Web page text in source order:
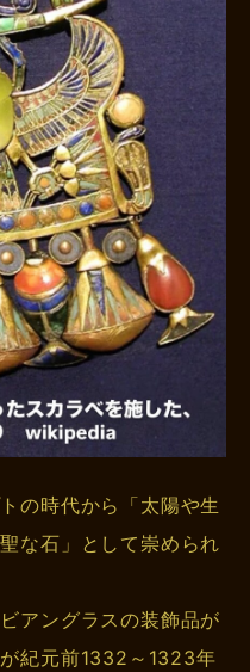
の時代から「太陽や生
な石」として崇められ
アングラスの装飾品が
紀元前1332～1323年